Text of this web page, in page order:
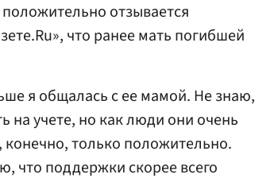
отзывается
что ранее мать погибшей
я общалась с ее мамой. Не знаю,
на учете, но как люди они очень
конечно, только положительно.
что поддержки скорее всего